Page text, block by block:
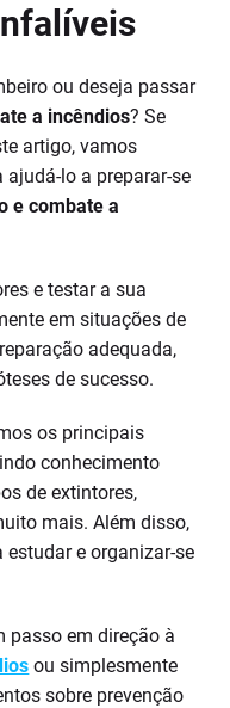
ou deseja passar
a incêndios? Se
artigo, vamos
lo a preparar-se
e combate a
e testar a sua
em situações de
adequada,
de sucesso.
os principais
conhecimento
de extintores,
mais. Além disso,
e organizar-se
passo em direção à
ou simplesmente
sobre prevenção